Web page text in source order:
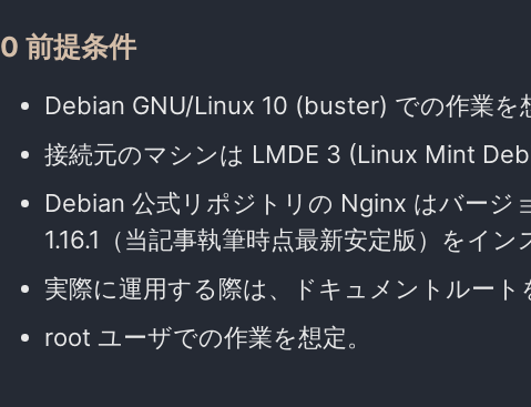
0 前提条件
Debian GNU/Linux 10 (buster) での作業を
接続元のマシンは LMDE 3 (Linux Mint
Debian 公式リポジトリの Nginx はバー
1.16.1（当記事執筆時点最新安定版）をイン
実際に運用する際は、ドキュメントルート
root ユーザでの作業を想定。